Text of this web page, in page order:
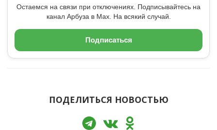
Остаемся на связи при отключениях. Подписывайтесь на
канал Арбуза в Max. На всякий случай.
Подписаться
ПОДЕЛИТЬСЯ НОВОСТЬЮ